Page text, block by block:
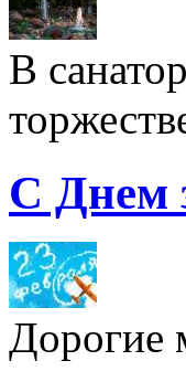
В
С Днем
Дорогие